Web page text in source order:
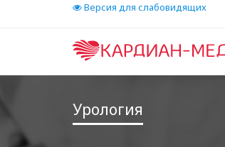
Версия для слабовидящих
Урология